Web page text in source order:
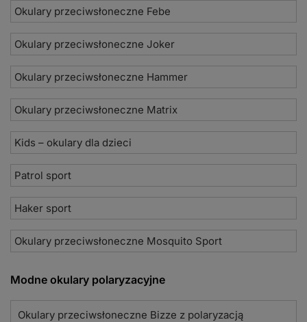
Okulary przeciwsłoneczne Febe
Okulary przeciwsłoneczne Joker
Okulary przeciwsłoneczne Hammer
Okulary przeciwsłoneczne Matrix
Kids – okulary dla dzieci
Patrol sport
Haker sport
Okulary przeciwsłoneczne Mosquito Sport
Modne okulary polaryzacyjne
Okulary przeciwsłoneczne Bizze z polaryzacją